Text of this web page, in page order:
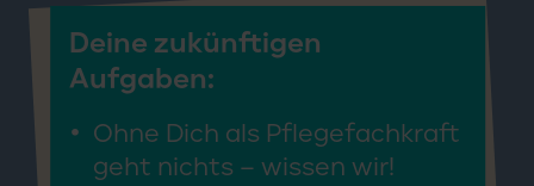
Deine zukünftigen
Aufgaben:
Ohne Dich als Pflegefachkraft
geht nichts – wissen wir!